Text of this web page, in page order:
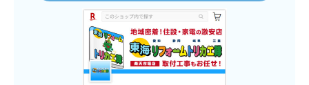
3日程で届きました。発送作業が早かったです。
【その他感想・コメント】
大手ネットショップよりも結構安いところで買う
のは不安でしたが、発送もかなり早くて、梱包も